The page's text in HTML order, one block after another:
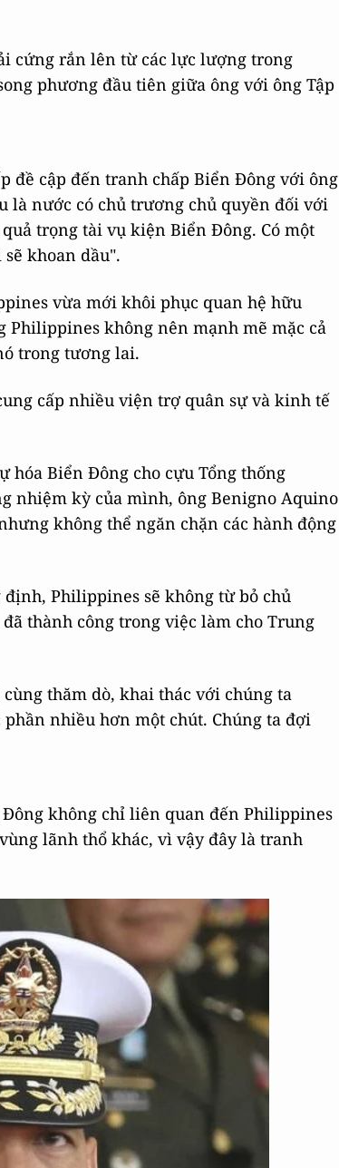
cứng rắn lên từ các lực lượng trong
phương đầu tiên giữa ông với ông Tập
đề cập đến tranh chấp Biển Đông với ông
là nước có chủ trương chủ quyền đối với
trọng tài vụ kiện Biển Đông. Có một
khoan dầu".
vừa mới khôi phục quan hệ hữu
không nên mạnh mẽ mặc cả
trong tương lai.
cấp nhiều viện trợ quân sự và kinh tế
hóa Biển Đông cho cựu Tổng thống
nhiệm kỳ của mình, ông Benigno Aquino
không thể ngăn chặn các hành động
Philippines sẽ không từ bỏ chủ
thành công trong việc làm cho Trung
thăm dò, khai thác với chúng ta
nhiều hơn một chút. Chúng ta đợi
không chỉ liên quan đến Philippines
lãnh thổ khác, vì vậy đây là tranh